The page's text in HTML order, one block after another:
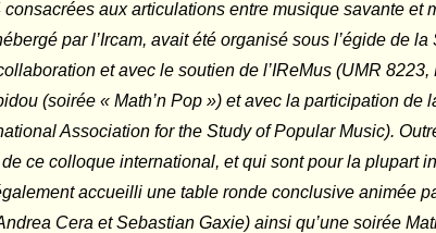
aux articulations entre musique savante et
par l’Ircam, avait été organisé sous l’égide de
et avec le soutien de l’IReMus (UMR
(soirée « Math’n Pop ») et avec la participation de
Association for the Study of Popular Music).
ce colloque international, et qui sont pour la plupart
accueilli une table ronde conclusive animée
Cera et Sebastian Gaxie) ainsi qu’une soirée